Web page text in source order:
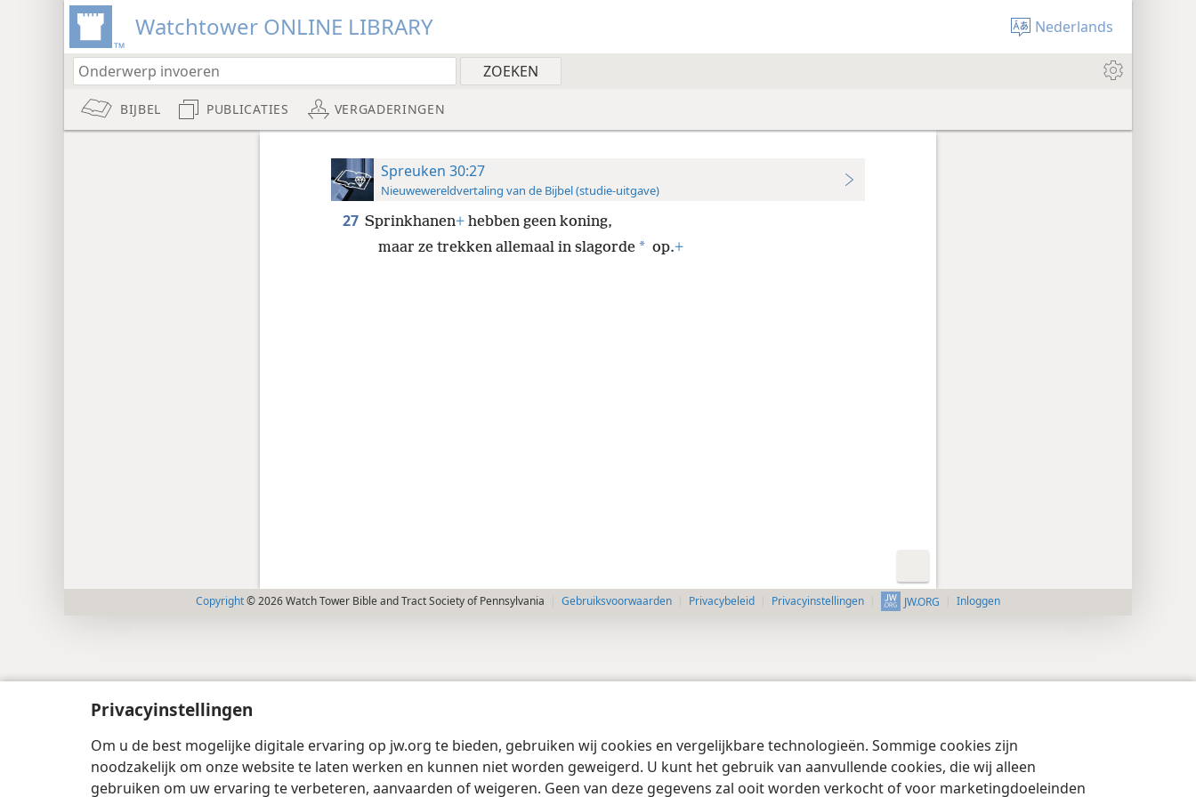
Privacyinstellingen
Om u de best mogelijke digitale ervaring op jw.org te bieden, gebruiken wij cookies en vergelijkbare technologieën. Sommige cookies zijn
noodzakelijk om onze website te laten werken en kunnen niet worden geweigerd. U kunt het gebruik van aanvullende cookies, die wij alleen
gebruiken om uw ervaring te verbeteren, aanvaarden of weigeren. Geen van deze gegevens zal ooit worden verkocht of voor marketingdoeleinden
Watchtower ONLINE LIBRARY Nederlands
BIJBEL PUBLICATIES VERGADERINGEN
Spreuken 30:27
Nieuwewereldvertaling van de Bijbel (studie-uitgave)
27 Sprinkhanen+hebben geen koning,
maar ze trekken allemaal in slagorde * op.+
Copyright© 2026 Watch Tower Bible and Tract Society of Pennsylvania Gebruiksvoorwaarden Privacybeleid Privacyinstellingen JW.ORG Inloggen